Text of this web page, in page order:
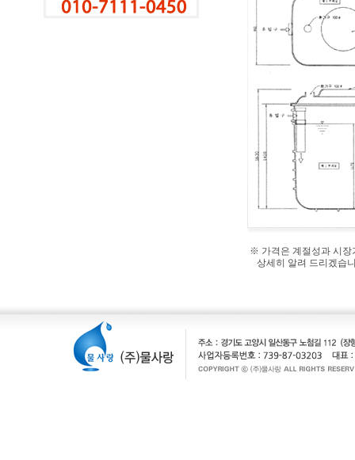
※ 가격은 계절성과 시장
상세히 알려 드리겠습